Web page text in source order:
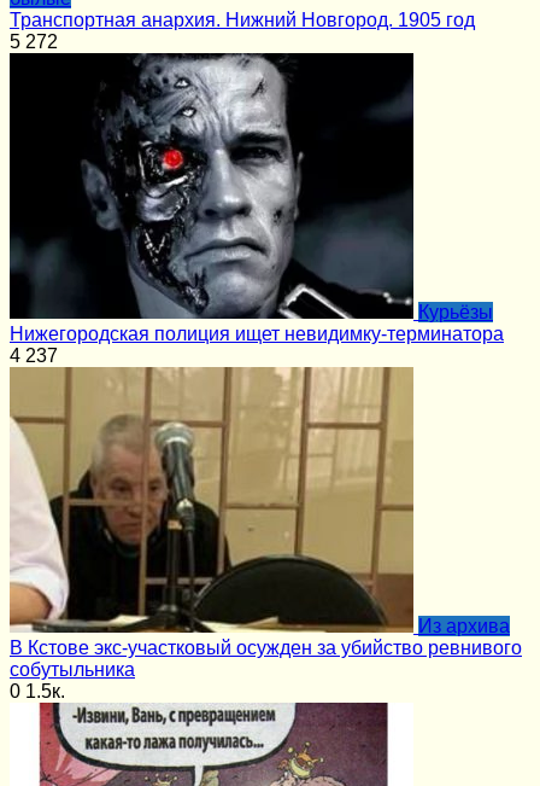
Транспортная анархия. Нижний Новгород. 1905 год
5 272
Курьёзы
Нижегородская полиция ищет невидимку-терминатора
4 237
Из архива
В Кстове экс-участковый осужден за убийство ревнивого
собутыльника
0 1.5к.